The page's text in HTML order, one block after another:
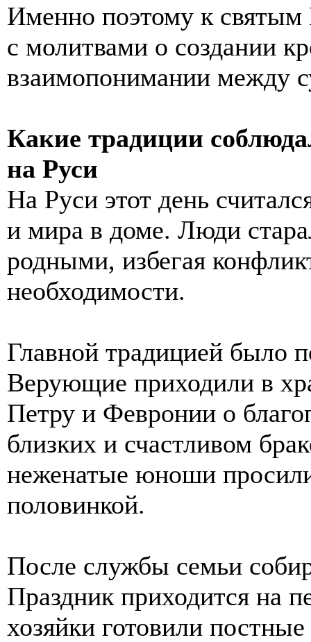
Именно поэтому к
с молитвами о создании
взаимопонимании между
Какие традиции
на Руси
На Руси этот день
и мира в доме. Люди
родными, избегая
необходимости.
Главной традицией было
Верующие приходили в
Петру и Февронии о
близких и счастливом
неженатые юноши
половинкой.
После службы семьи
Праздник приходится на
хозяйки готовили